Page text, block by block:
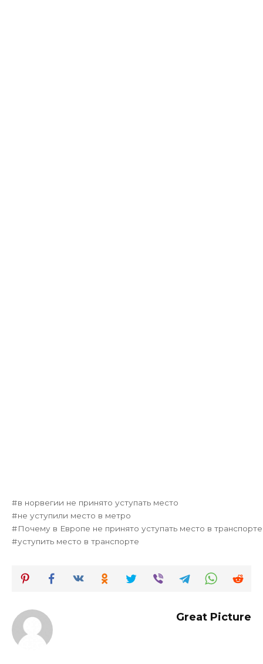
в норвегии не принято уступать место
не уступили место в метро
Почему в Европе не принято уступать место в транспорте
уступить место в транспорте
Great Picture